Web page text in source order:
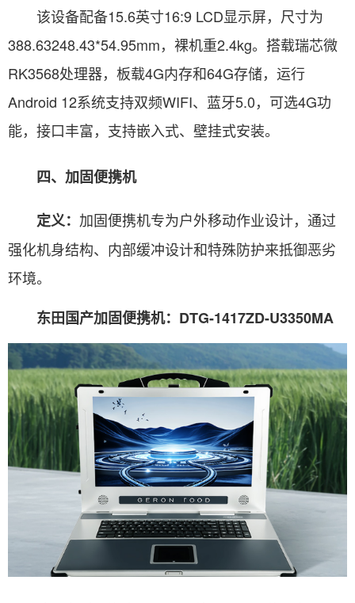
该设备配备15.6英寸16:9 LCD显示屏，尺寸为
388.63248.43*54.95mm，裸机重2.4kg。搭载瑞芯微
RK3568处理器，板载4G内存和64G存储，运行
Android 12系统支持双频WIFI、蓝牙5.0，可选4G功
能，接口丰富，支持嵌入式、壁挂式安装。
四、加固便携机
定义： 加固便携机专为户外移动作业设计，通过
强化机身结构、内部缓冲设计和特殊防护来抵御恶劣
环境。
东田国产加固便携机：DTG-1417ZD-U3350MA